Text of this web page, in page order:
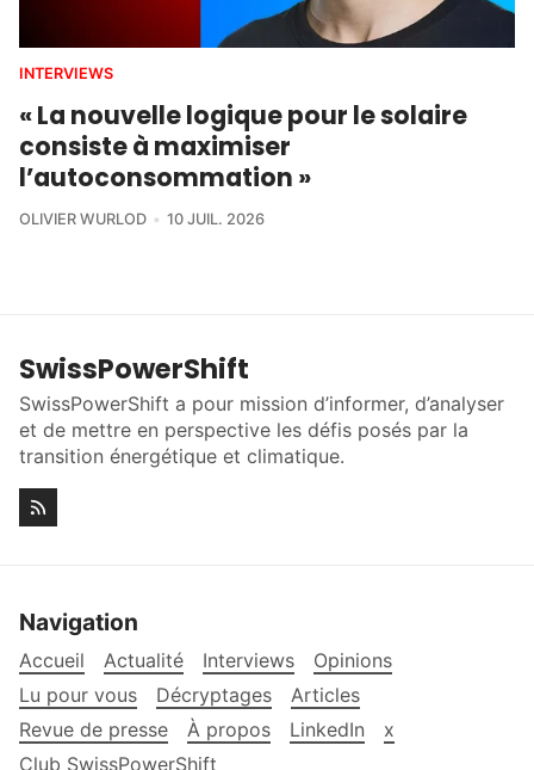
INTERVIEWS
« La nouvelle logique pour le solaire
consiste à maximiser
l’autoconsommation »
OLIVIER WURLOD 10 JUIL. 2026
SwissPowerShift
SwissPowerShift a pour mission d’informer, d’analyser
et de mettre en perspective les défis posés par la
transition énergétique et climatique.
Navigation
Accueil Actualité Interviews
Opinions
Lu pour vous
Décryptages
Articles
Revue de presse
À propos LinkedIn
x
Club SwissPowerShift